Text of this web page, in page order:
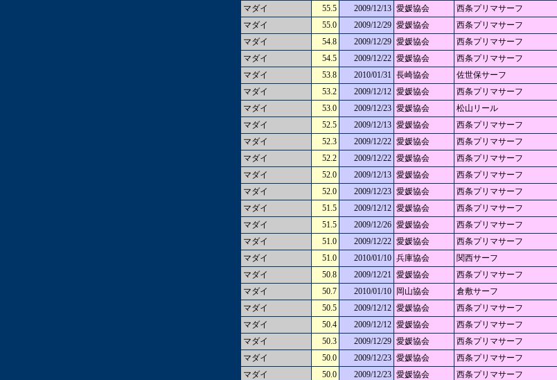
マダイ
55.5 2009/12/13 愛媛協会 西条プリマサーフ
マダイ
55.0 2009/12/29 愛媛協会 西条プリマサーフ
マダイ
54.8 2009/12/29 愛媛協会 西条プリマサーフ
マダイ
54.5 2009/12/22 愛媛協会 西条プリマサーフ
マダイ
53.8 2010/01/31 長崎協会 佐世保サーフ
マダイ
53.2 2009/12/12 愛媛協会 西条プリマサーフ
マダイ
53.0 2009/12/23 愛媛協会 松山リール
マダイ
52.5 2009/12/13 愛媛協会 西条プリマサーフ
マダイ
52.3 2009/12/22 愛媛協会 西条プリマサーフ
マダイ
52.2 2009/12/22 愛媛協会 西条プリマサーフ
マダイ
52.0 2009/12/13 愛媛協会 西条プリマサーフ
マダイ
52.0 2009/12/23 愛媛協会 西条プリマサーフ
マダイ
51.5 2009/12/12 愛媛協会 西条プリマサーフ
マダイ
51.5 2009/12/26 愛媛協会 西条プリマサーフ
マダイ
51.0 2009/12/22 愛媛協会 西条プリマサーフ
マダイ
51.0 2010/01/10 兵庫協会 関西サーフ
マダイ
50.8 2009/12/21 愛媛協会 西条プリマサーフ
マダイ
50.7 2010/01/10 岡山協会 倉敷サーフ
マダイ
50.5 2009/12/12 愛媛協会 西条プリマサーフ
マダイ
50.4 2009/12/12 愛媛協会 西条プリマサーフ
マダイ
50.3 2009/12/29 愛媛協会 西条プリマサーフ
マダイ
50.0 2009/12/23 愛媛協会 西条プリマサーフ
マダイ
50.0 2009/12/23 愛媛協会 西条プリマサーフ